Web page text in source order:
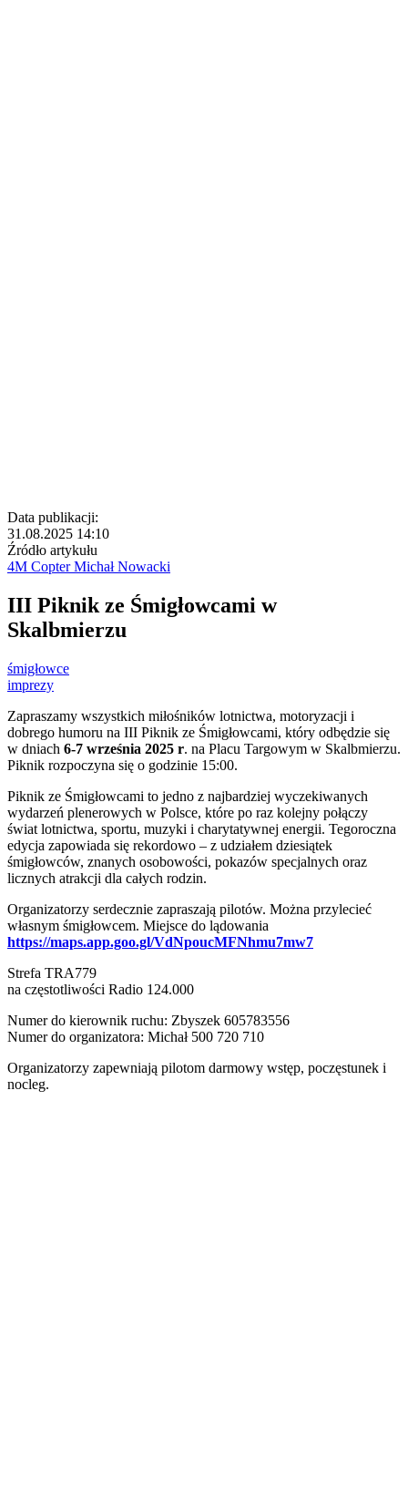
Data publikacji:
31.08.2025 14:10
Źródło artykułu
4M Copter Michał Nowacki
III Piknik ze Śmigłowcami w
Skalbmierzu
śmigłowce
imprezy
Zapraszamy wszystkich miłośników lotnictwa, motoryzacji i
dobrego humoru na III Piknik ze Śmigłowcami, który odbędzie się
w dniach 6-7 września 2025 r. na Placu Targowym w Skalbmierzu.
Piknik rozpoczyna się o godzinie 15:00.
Piknik ze Śmigłowcami to jedno z najbardziej wyczekiwanych
wydarzeń plenerowych w Polsce, które po raz kolejny połączy
świat lotnictwa, sportu, muzyki i charytatywnej energii. Tegoroczna
edycja zapowiada się rekordowo – z udziałem dziesiątek
śmigłowców, znanych osobowości, pokazów specjalnych oraz
licznych atrakcji dla całych rodzin.
Organizatorzy serdecznie zapraszają pilotów. Można przylecieć
własnym śmigłowcem. Miejsce do lądowania
https://maps.app.goo.gl/VdNpoucMFNhmu7mw7
Strefa TRA779
na częstotliwości Radio 124.000
Numer do kierownik ruchu: Zbyszek 605783556
Numer do organizatora: Michał 500 720 710
Organizatorzy zapewniają pilotom darmowy wstęp, poczęstunek i
nocleg.